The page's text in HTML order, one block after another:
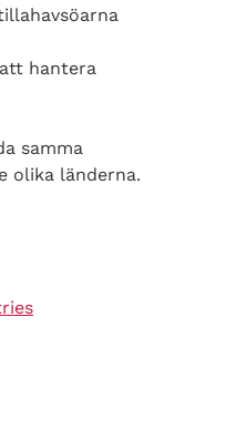
hantera
samma
olika länderna.